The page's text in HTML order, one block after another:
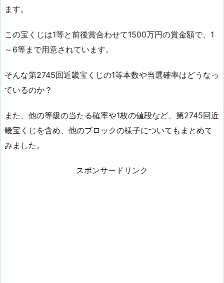
ます。
この宝くじは1等と前後賞合わせて1500万円の賞金額で、1
～6等まで用意されています。
そんな第2745回近畿宝くじの1等本数や当選確率はどうなっ
ているのか？
また、他の等級の当たる確率や1枚の値段など、第2745回近
畿宝くじを含め、他のブロックの様子についてもまとめて
みました。
スポンサードリンク